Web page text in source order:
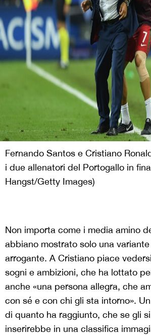
Fernando Santos e Cristiano
i due allenatori del Portogallo in
Hangst/Getty Images)
Non importa come i media amino
abbiano mostrato solo una
arrogante. A Cristiano piace
sogni e ambizioni, che ha lottato
anche «una persona allegra, che
con sé e con chi gli sta intorno».
di quanto ha raggiunto, che se gli
inserirebbe in una classifica